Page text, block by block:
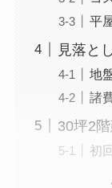
平
見落と
地
諸
30坪2
初